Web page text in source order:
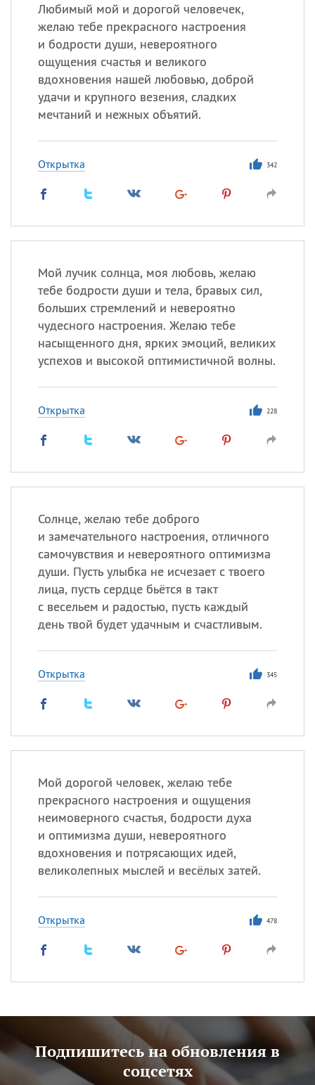
Любимый мой и дорогой человечек,
желаю тебе прекрасного настроения
и бодрости души, невероятного
ощущения счастья и великого
вдохновения нашей любовью, доброй
удачи и крупного везения, сладких
мечтаний и нежных объятий.
Открытка 342
Мой лучик солнца, моя любовь, желаю
тебе бодрости души и тела, бравых сил,
больших стремлений и невероятно
чудесного настроения. Желаю тебе
насыщенного дня, ярких эмоций, великих
успехов и высокой оптимистичной волны.
Открытка 228
Солнце, желаю тебе доброго
и замечательного настроения, отличного
самочувствия и невероятного оптимизма
души. Пусть улыбка не исчезает с твоего
лица, пусть сердце бьётся в такт
с весельем и радостью, пусть каждый
день твой будет удачным и счастливым.
Открытка 345
Мой дорогой человек, желаю тебе
прекрасного настроения и ощущения
неимоверного счастья, бодрости духа
и оптимизма души, невероятного
вдохновения и потрясающих идей,
великолепных мыслей и весёлых затей.
Открытка 478
Подпишитесь на обновления в
соцсетях
происхождение